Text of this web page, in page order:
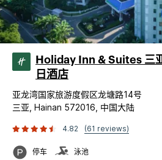
Holiday Inn & Suites 三
日酒店
亚龙湾国家旅游度假区龙塘路14号
三亚, Hainan 572016, 中国大陆
4.82 (61 reviews)
停车 泳池